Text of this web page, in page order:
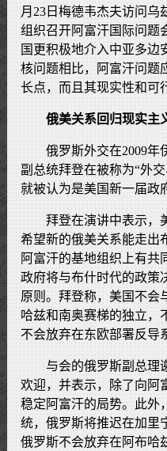
月23日梅德韦杰夫访问
组织召开阿富汗国际问题
国更积极地介入中亚多边
核问题相比，阿富汗问题
长点，而且其现实性和可
俄美关系回归现实主
俄罗斯外交在2009年
副总统拜登在被称为“外
就被认为是美国新一届政
拜登在演讲中表示，
希望新的俄美关系能走出
阿富汗的基地组织上有共
政府将与布什时代的政策
原则。拜登称，美国不会
哈兹和南奥赛梯的独立，
不会放弃在东欧部署反导
与会的俄罗斯副总理
欢迎，并表示，除了向阿
稳定阿富汗的局势。此外
统，俄罗斯将推迟在加里
俄罗斯不会放弃在阿布哈